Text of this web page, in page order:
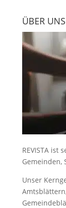
ÜBER UNS
REVISTA ist
Gemeinden,
Unser